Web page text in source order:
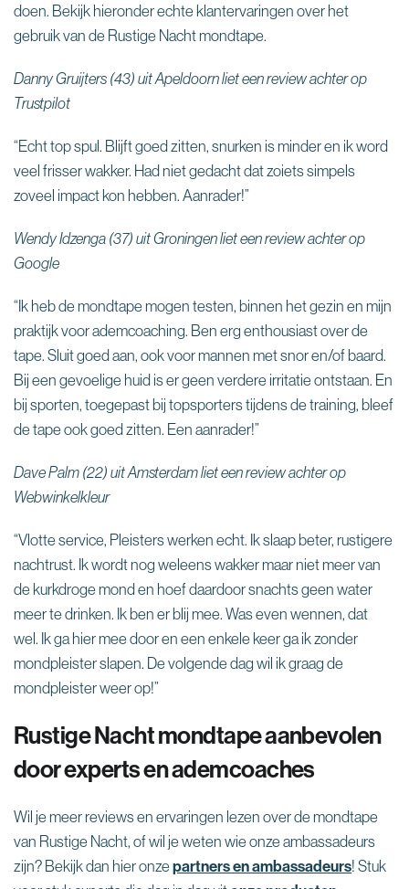
¡
doen. Bekijk hieronder echte klantervaringen over het
gebruik van de Rustige Nacht mondtape.
Danny Gruijters (43) uit Apeldoorn liet een review achter op
Trustpilot
“Echt top spul. Blijft goed zitten, snurken is minder en ik word
veel frisser wakker. Had niet gedacht dat zoiets simpels
zoveel impact kon hebben. Aanrader!”
Wendy Idzenga (37) uit Groningen liet een review achter op
Google
“Ik heb de mondtape mogen testen, binnen het gezin en mijn
praktijk voor ademcoaching. Ben erg enthousiast over de
tape. Sluit goed aan, ook voor mannen met snor en/of baard.
Bij een gevoelige huid is er geen verdere irritatie ontstaan. En
bij sporten, toegepast bij topsporters tijdens de training, bleef
de tape ook goed zitten. Een aanrader!”
Dave Palm (22) uit Amsterdam liet een review achter op
Webwinkelkleur
“Vlotte service, Pleisters werken echt. Ik slaap beter, rustigere
nachtrust. Ik wordt nog weleens wakker maar niet meer van
de kurkdroge mond en hoef daardoor snachts geen water
meer te drinken. Ik ben er blij mee. Was even wennen, dat
wel. Ik ga hier mee door en een enkele keer ga ik zonder
mondpleister slapen. De volgende dag wil ik graag de
mondpleister weer op!”
Rustige Nacht mondtape aanbevolen
door experts en ademcoaches
Wil je meer reviews en ervaringen lezen over de mondtape
van Rustige Nacht, of wil je weten wie onze ambassadeurs
zijn? Bekijk dan hier onzepartners en ambassadeurs! Stuk